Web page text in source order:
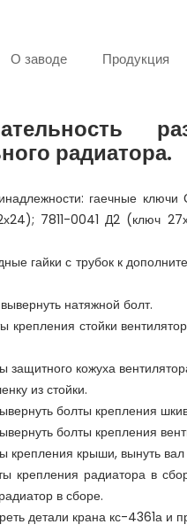
О заводе Продукция
радиатора.
гаечные
7811-0041 Д2 (ключ
гайки с трубок к
натяжной болт.
крепления стойки
защитного кожуха
из стойки.
болты крепления
болты крепления
крепления крыши, вынуть
крепления радиатора в
в сборе.
детали крана кс-4361а и